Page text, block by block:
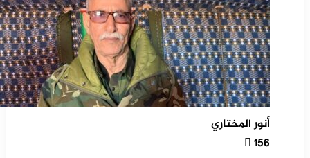
أنور المختاري
156